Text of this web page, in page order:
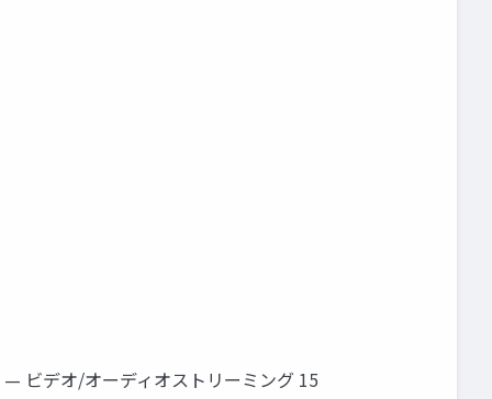
ビデオ/オーディオストリーミング 15